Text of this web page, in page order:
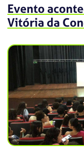
Evento
Vitória da